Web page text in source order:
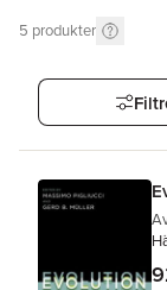
5 produkter